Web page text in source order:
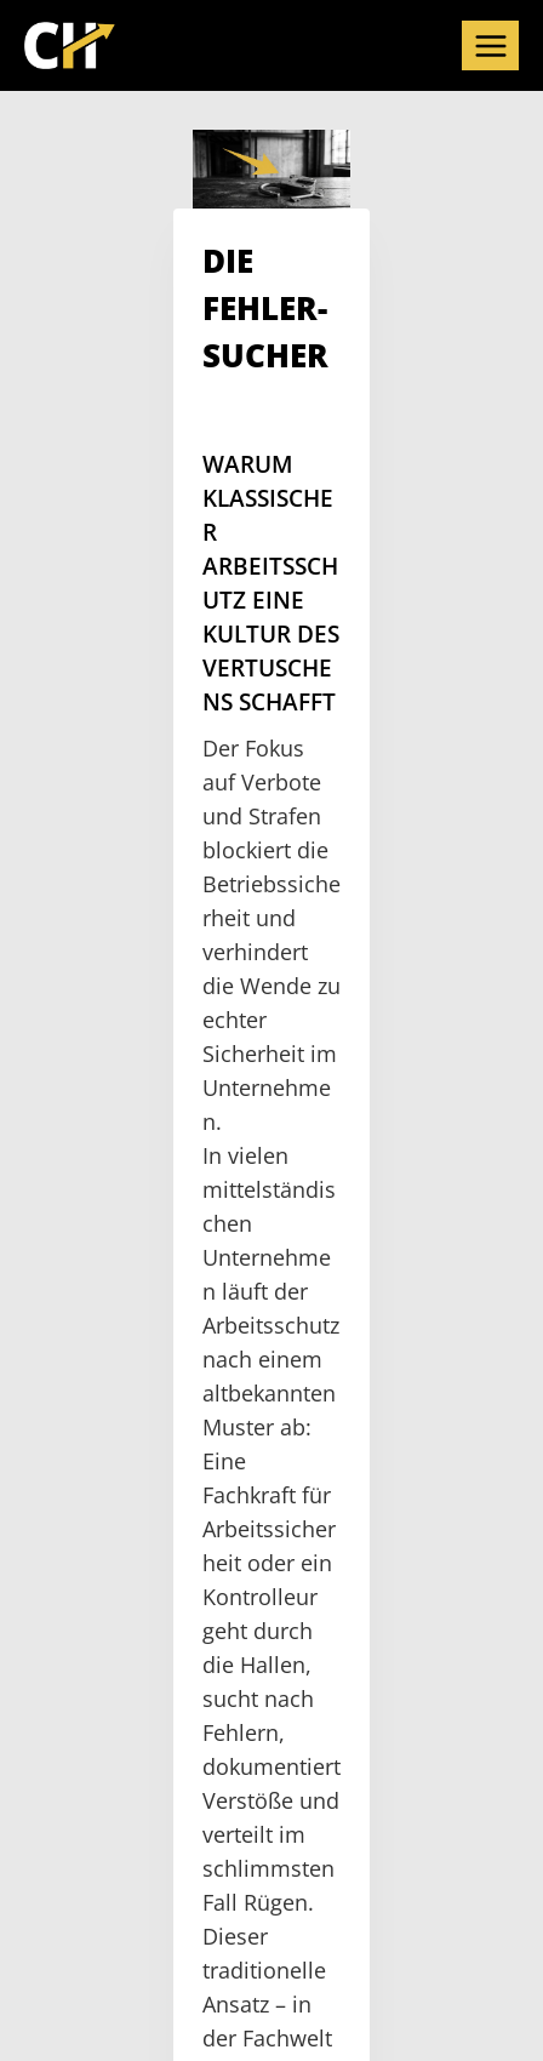
Zum
Inhalt
springen
DIE
FEHLER-
SUCHER
WARUM
KLASSISCHE
R
ARBEITSSCH
UTZ EINE
KULTUR DES
VERTUSCHE
NS SCHAFFT
Der Fokus
auf Verbote
und Strafen
blockiert die
Betriebssiche
rheit und
verhindert
die Wende zu
echter
Sicherheit im
Unternehme
n.
In vielen
mittelständis
chen
Unternehme
n läuft der
Arbeitsschutz
nach einem
altbekannten
Muster ab:
Eine
Fachkraft für
Arbeitssicher
heit oder ein
Kontrolleur
geht durch
die Hallen,
sucht nach
Fehlern,
dokumentiert
Verstöße und
verteilt im
schlimmsten
Fall Rügen.
Dieser
traditionelle
Ansatz – in
der Fachwelt